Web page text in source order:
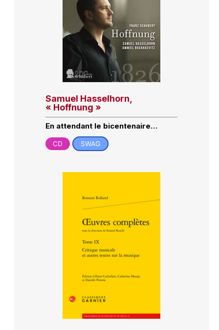
Samuel Hasselhorn,
« Hoffnung »
En attendant le bicentenaire…
CD SWAG